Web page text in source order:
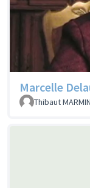
Marcelle
Thibaut MARMIN